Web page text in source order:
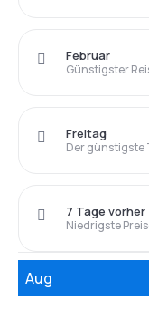
Günstigster
Februar
Der günstigste
Freitag
Niedrigste
7 Tage vorher
Aug